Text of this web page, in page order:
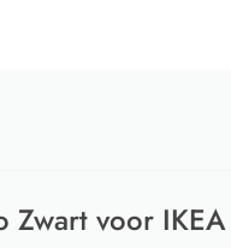
Zwart voor